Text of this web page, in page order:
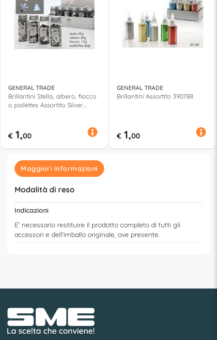
GENERAL TRADE
Brillantini Stella, albero, fiocco
o pailettes Assortito Silver
€ 1,00
GENERAL TRADE
Brillantini Assortito 390788
€ 1,00
Maggiori informazioni
Modalità di reso
Indicazioni
E' necessario restituire il prodotto completo di tutti gli
accessori e dell'imballo originale, ove presente.